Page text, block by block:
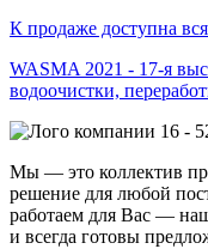
К продаже доступна
WASMA 2021 - 17-я
водоочистки,
16 -
Мы — это коллектив
решение для любой
работаем для Вас —
и всегда готовы